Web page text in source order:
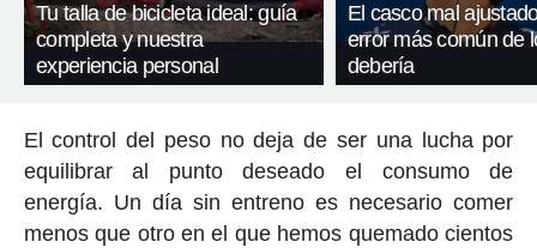
Tu talla de bicicleta ideal: guía
completa y nuestra
experiencia personal
El casco mal
error más común de
debería
El control del peso no deja de ser una lucha por
equilibrar al punto deseado el consumo de
energía. Un día sin entreno es necesario comer
menos que otro en el que hemos quemado cientos